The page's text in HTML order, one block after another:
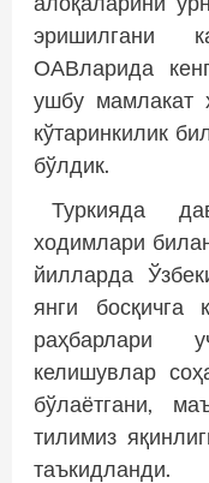
эришилгани
ОАВларида
ушбу мамлакат
кўтаринкилик
бўлдик.
Туркияда
ходимлари
йилларда
янги босқичга
раҳбарлари
келишувлар
бўлаётгани,
тилимиз
таъкидланди.